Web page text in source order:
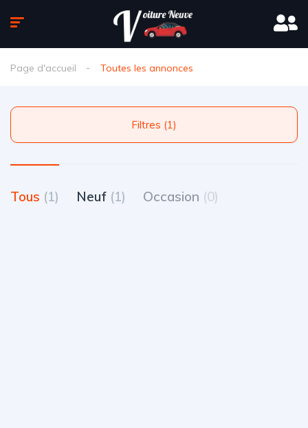
Page d'accueil Toutes les annonces
Filtres (1)
Tous (1) Neuf (1) Occasion (0)